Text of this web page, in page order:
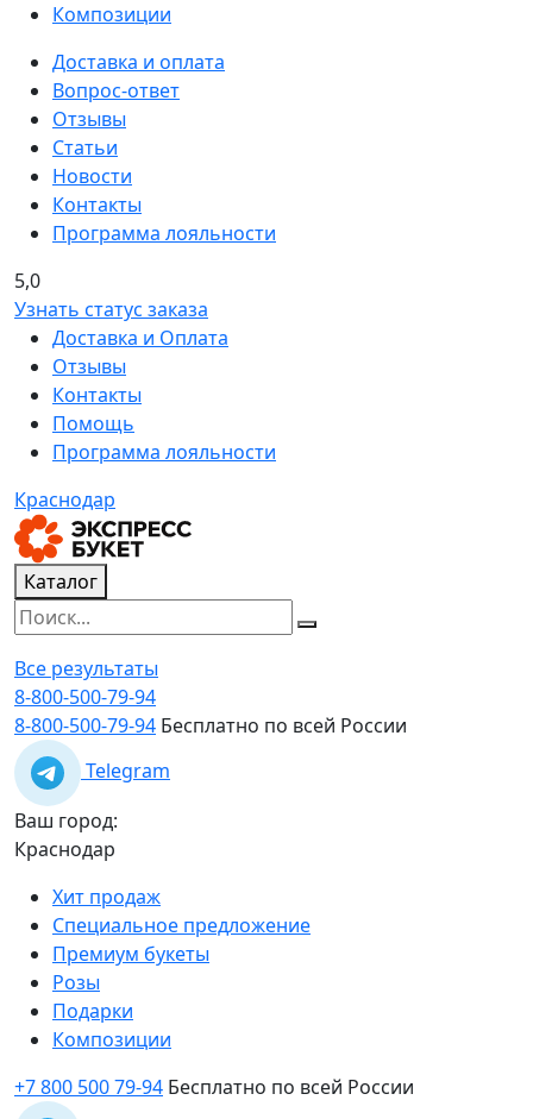
Композиции
Доставка и оплата
Вопрос-ответ
Отзывы
Статьи
Новости
Контакты
Программа лояльности
5,0
Узнать статус заказа
Доставка и Оплата
Отзывы
Контакты
Помощь
Программа лояльности
Краснодар
Каталог
Все результаты
8-800-500-79-94
8-800-500-79-94 Бесплатно по всей России
Telegram
Ваш город:
Краснодар
Хит продаж
Специальное предложение
Премиум букеты
Розы
Подарки
Композиции
+7 800 500 79-94 Бесплатно по всей России